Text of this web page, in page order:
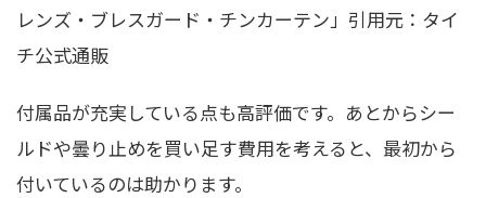
レンズ・ブレスガード・チンカーテン」引用元：タイ
チ公式通販
付属品が充実している点も高評価です。あとからシー
ルドや曇り止めを買い足す費用を考えると、最初から
付いているのは助かります。